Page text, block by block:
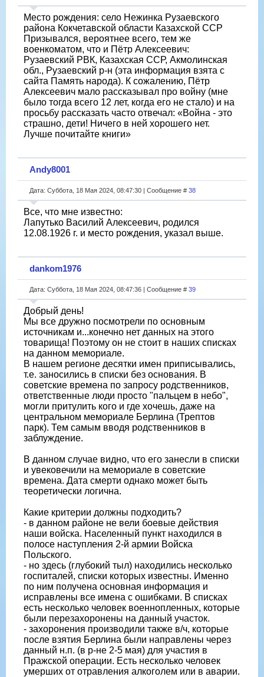
Место рождения: село Нежинка Рузаевского
района Кокчетавской области Казахской ССР
Призывался, вероятнее всего, тем же
военкоматом, что и Пётр Алексеевич:
Рузаевский РВК, Казахская ССР, Акмолинская
обл., Рузаевский р-н (эта информация взята с
сайта Память народа). К сожалению, Пётр
Алексеевич мало рассказывал про войну (мне
было тогда всего 12 лет, когда его не стало) и на
просьбу рассказать часто отвечал: «Война - это
страшно, дети! Ничего в ней хорошего нет.
Лучше почитайте книги»
Andy8001
Дата: Суббота, 18 Мая 2024, 08:47:30 | Сообщение # 38
Все, что мне известно:
Лапутько Василий Алексеевич, родился
12.08.1926 г. и место рождения, указал выше.
dankom1976
Дата: Суббота, 18 Мая 2024, 08:47:36 | Сообщение # 39
Добрый день!
Мы все дружно посмотрели по основным
источникам и...конечно нет данных на этого
товарища! Поэтому он не стоит в наших списках
на данном мемориале.
В нашем регионе десятки имен приписывались,
т.е. заносились в списки без основания. В
советские времена по запросу родственников,
ответственные люди просто "пальцем в небо",
могли притулить кого и где хочешь, даже на
центральном мемориале Берлина (Трептов
парк). Тем самым вводя родственников в
заблуждение.
В данном случае видно, что его занесли в списки
и увековечили на мемориале в советские
времена. Дата смерти однако может быть
теоретически логична.
Какие критерии должны подходить?
- в данном районе не вели боевые действия
наши войска. Населенный пункт находился в
полосе наступления 2-й армии Войска
Польского.
- но здесь (глубокий тыл) находились несколько
госпиталей, списки которых известны. Именно
по ним получена основная информация и
исправлены все имена с ошибками. В списках
есть несколько человек военнопленных, которые
были перезахоронены на данный участок.
- захоронения производили также в/ч, которые
после взятия Берлина были направлены через
данный н.п. (в р-не 2-5 мая) для участия в
Пражской операции. Есть несколько человек
умерших от отравления алкоголем или в аварии.